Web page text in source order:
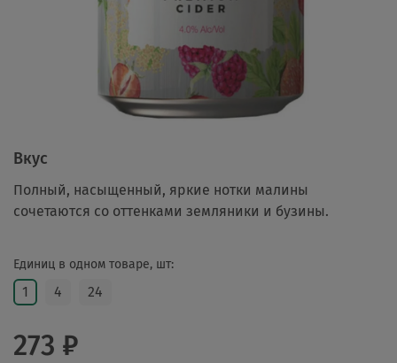
Единиц в одном товаре, шт:
1 4 24
273 ₽
Вкус
Полный, насыщенный, яркие нотки малины
сочетаются со оттенками земляники и бузины.